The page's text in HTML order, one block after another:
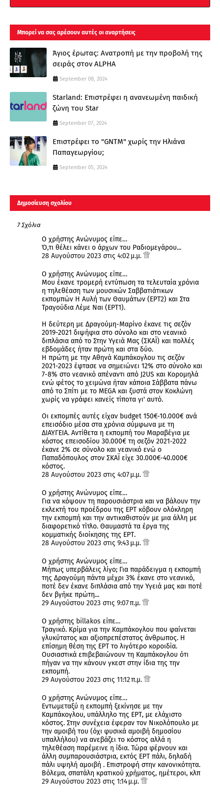
Μπορεί να σας αρέσουν αυτές οι αναρτήσεις
Άγιος έρωτας: Ανατροπή με την προβολή της
σειράς στον ALPHA
September 08, 2024
Starland: Επιστρέφει η ανανεωμένη παιδική
ζώνη του Star
September 07, 2024
Επιστρέφει το "GNTM" χωρίς την Ηλιάνα
Παπαγεωργίου;
September 05, 2024
Δημοσίευση σχολίου
7 Σχόλια
Ο χρήστης Ανώνυμος είπε…
Ό,τι θέλει κάνει ο άρχων του Ραδιομεγάρου...
28 Αυγούστου 2023 στις 4:02 μ.μ.
Ο χρήστης Ανώνυμος είπε…
Μου έκανε τρομερή εντύπωση τα τελευταία χρόνια
η τηλεθέαση των μουσικών Σαββατιάτικων
εκπομπών Η Αυλή των Θαυμάτων (ΕΡΤ2) και Στα
Τραγούδια Λέμε Ναι (ΕΡΤ1).
Η δεύτερη με Δραγούμη-Μαρίνο έκανε τις σεζόν
2019-2021 διψήφια στο σύνολο και στο νεανικό
διπλάσια από το Στην Υγειά Μας (ΣΚΑΪ) και πολλές
εβδομάδες ήταν πρώτη και στα δύο.
Η πρώτη με την Αθηνά Καμπάκογλου τις σεζόν
2021-2023 έφτασε να σημειώνει 12% στο σύνολο και
7-8% στο νεανικό απέναντι από J2US και Κορομηλά
ενώ φέτος το χειμώνα ήταν κάποια Σάββατα πάνω
από το Σπίτι με το MEGA και ξυστά στον Κοκλώνη
χωρίς να γράφει κανείς τίποτα γι' αυτό.
Οι εκπομπές αυτές είχαν budget 150€-10.000€ ανά
επεισόδιο μέσα στα χρόνια σύμφωνα με τη
ΔΙΑΥΓΕΙΑ. Αντίθετα η εκπομπή του Μαραβέγια με
κόστος επεισοδίου 30.000€ τη σεζόν 2021-2022
έκανε 2% σε σύνολο και νεανικό ενώ ο
Παπαδόπουλος στον ΣΚΑΪ είχε 30.000€-40.000€
κόστος.
28 Αυγούστου 2023 στις 4:07 μ.μ.
Ο χρήστης Ανώνυμος είπε…
Για να κόψουν τη παρουσιάστρια και να βάλουν την
εκλεκτή του προέδρου της ΕΡΤ κόβουν ολόκληρη
την εκπομπή και την αντικαθιστούν με μια άλλη με
διαφορετικό τίτλο. Θαυμαστά τα έργα της
κομματικής διοίκησης της ΕΡΤ.
28 Αυγούστου 2023 στις 9:43 μ.μ.
Ο χρήστης Ανώνυμος είπε…
Μήπως υπερβάλεις λίγο; Για παράδειγμα η εκπομπή
της Δραγούμη πάντα μέχρι 3% έκανε στο νεανικό,
ποτέ δεν έκανε διπλάσια από την Υγειά μας και ποτέ
δεν βγήκε πρώτη...
29 Αυγούστου 2023 στις 9:07 π.μ.
Ο χρήστης billakos είπε…
Τραγικό. Κρίμα για την Καμπάκογλου που φαίνεται
γλυκύτατος και αξιοπρεπέστατος άνθρωπος. Η
επίσημη θέση της ΕΡΤ το λιγότερο κοροιδία.
Ουσιαστικά επιβεβαιώνουν τη Καμπάκογλου ότι
πήγαν να την κάνουν γκεστ στην ίδια της την
εκπομπή.
29 Αυγούστου 2023 στις 11:12 π.μ.
Ο χρήστης Ανώνυμος είπε…
Εντωμεταξύ η εκπομπή ξεκίνησε με την
Καμπάκογλου, υπάλληλο της ΕΡΤ, με ελάχιστο
κόστος. Στην συνέχεια έφεραν τον Νικολόπουλο με
την αμοιβή του (όχι φυσικά αμοιβή δημοσίου
υπαλλήλου) να ανεβάζει το κόστος αλλά η
τηλεθέαση παρέμεινε η ίδια. Τώρα φέρνουν και
άλλη συμπαρουσιάστρια, εκτός ΕΡΤ πάλι, δηλαδή
πάλι υψηλή αμοιβή . Επιστροφή στην κανονικότητα.
Βόλεμα, σπατάλη κρατικού χρήματος, ημέτεροι, κλπ
29 Αυγούστου 2023 στις 1:14 μ.μ.